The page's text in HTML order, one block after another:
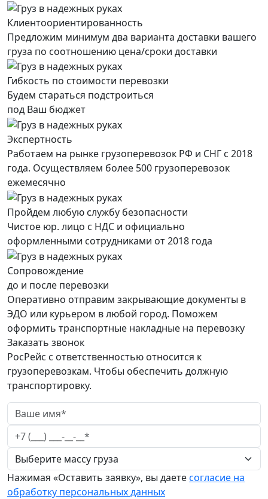
Клиентоориентированность
Предложим минимум два варианта доставки вашего
груза по соотношению цена/сроки доставки
Гибкость по стоимости перевозки
Будем стараться подстроиться
под Ваш бюджет
Экспертность
Работаем на рынке грузоперевозок РФ и СНГ с 2018
года. Осуществляем более 500 грузоперевозок
ежемесячно
Пройдем любую службу безопасности
Чистое юр. лицо с НДС и официально
оформленными сотрудниками от 2018 года
Сопровождение
до и после перевозки
Оперативно отправим закрывающие документы в
ЭДО или курьером в любой город. Поможем
оформить транспортные накладные на перевозку
Заказать звонок
РосРейс с ответственностью относится к
грузоперевозкам. Чтобы обеспечить должную
транспортировку.
Нажимая «Оставить заявку», вы даетесогласие на
обработку персональных данных